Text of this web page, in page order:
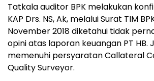
Tatkala auditor BPK melakukan
KAP Drs. NS, Ak, melalui Surat TIM
November 2018 diketahui tidak
opini atas laporan keuangan PT HB.
memenuhi persyaratan Callateral
Quality Surveyor.